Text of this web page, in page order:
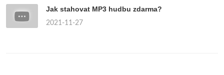
Jak stahovat MP3 hudbu zdarma?
2021-11-27